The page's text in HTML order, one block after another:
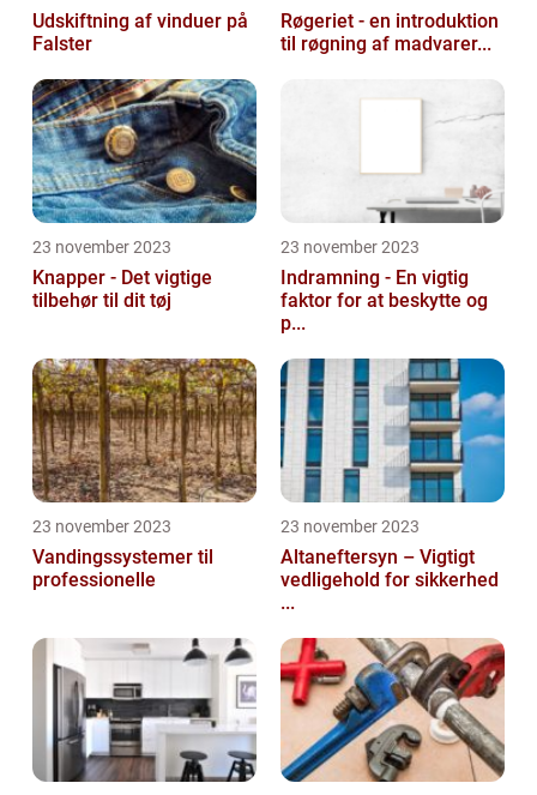
Udskiftning af vinduer på
Falster
Røgeriet - en introduktion
til røgning af madvarer...
23 november 2023
Knapper - Det vigtige
tilbehør til dit tøj
23 november 2023
Indramning - En vigtig
faktor for at beskytte og
p...
23 november 2023
Vandingssystemer til
professionelle
23 november 2023
Altaneftersyn – Vigtigt
vedligehold for sikkerhed
...